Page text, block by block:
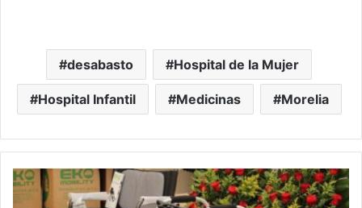
desabasto Hospital de la Mujer
Hospital Infantil Medicinas Morelia
#Tarímbaro
DIF